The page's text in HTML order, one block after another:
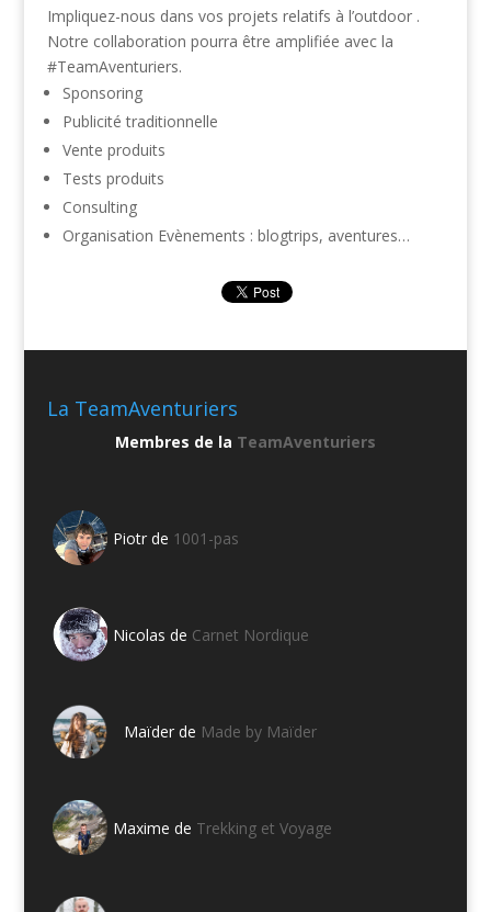
Impliquez-nous dans vos projets relatifs à l’outdoor .
Notre collaboration pourra être amplifiée avec la
#TeamAventuriers.
Sponsoring
Publicité traditionnelle
Vente produits
Tests produits
Consulting
Organisation Evènements : blogtrips, aventures…
La TeamAventuriers
Membres de la TeamAventuriers
Piotr de 1001-pas
Nicolas de Carnet Nordique
Maïder de Made by Maïder
Maxime de Trekking et Voyage